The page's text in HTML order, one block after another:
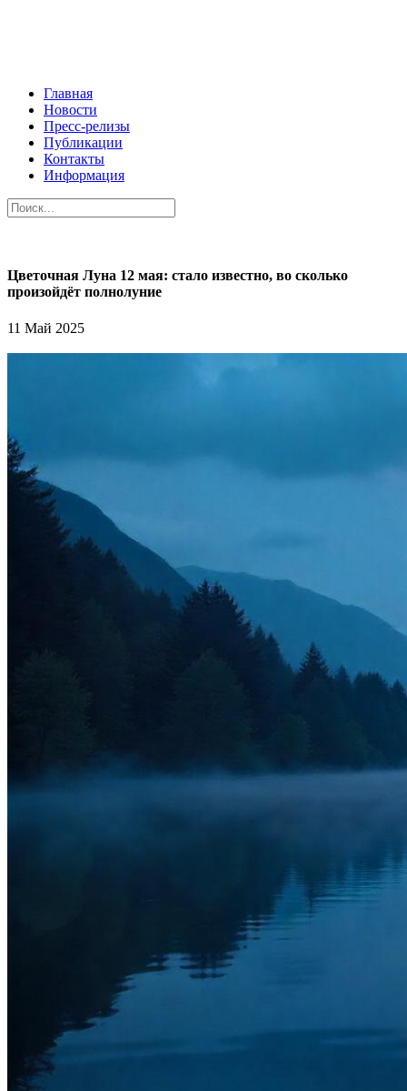
Главная
Новости
Пресс-релизы
Публикации
Контакты
Информация
Цветочная Луна 12 мая: стало известно, во сколько
произойдёт полнолуние
11 Май 2025